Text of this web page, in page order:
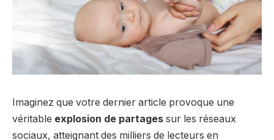
Imaginez que votre dernier article provoque une
véritable explosion de partages sur les réseaux
sociaux, atteignant des milliers de lecteurs en